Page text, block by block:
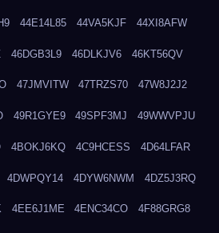
44E14L85 44VA5KJF 44XI8AFW
46DGB3L9 46DLKJV6 46KT56QV
47JMVITW 47TRZS70 47W8J2J2
49R1GYE9 49SPF3MJ 49WWVPJU
4BOKJ6KQ 4C9HCESS 4D64LFAR
4DWPQY14 4DYW6NWM 4DZ5J3RQ
4EE6J1ME 4ENC34CO 4F88GRG8